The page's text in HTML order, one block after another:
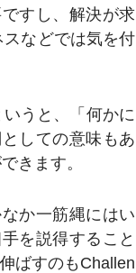
すし、解決が求
などでは気を付
うと、「何かに
しての意味もあ
きます。
か一筋縄にはい
を説得すること
ばすのもChallen